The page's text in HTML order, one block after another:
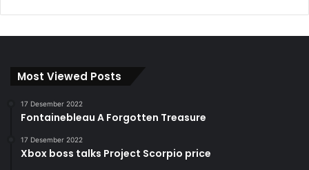
Most Viewed Posts
17 Desember 2022
Fontainebleau A Forgotten Treasure
17 Desember 2022
Xbox boss talks Project Scorpio price